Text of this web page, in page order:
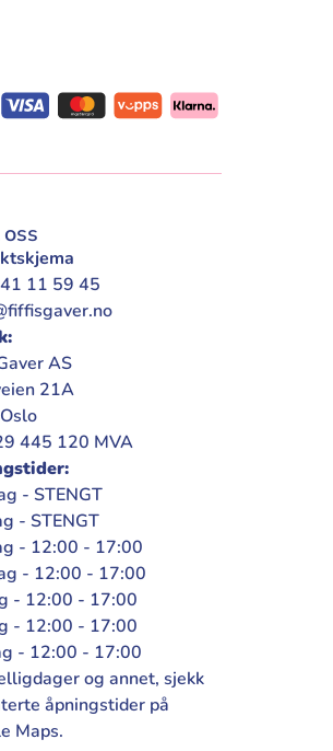
11 59 45
AS
21A
445 120 MVA
- STENGT
- STENGT
- 12:00 - 17:00
- 12:00 - 17:00
- 12:00 - 17:00
- 12:00 - 17:00
- 12:00 - 17:00
og annet, sjekk
åpningstider på
Maps.